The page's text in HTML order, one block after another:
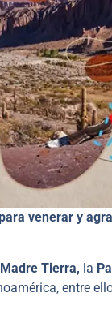
venerar y
Tierra, la
entre